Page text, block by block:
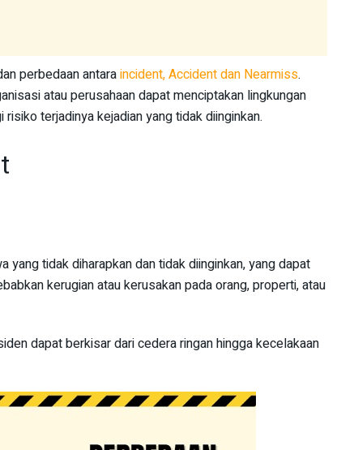
perbedaan antaraincident, Accident dan Nearmiss.
atau perusahaan dapat menciptakan lingkungan
terjadinya kejadian yang tidak diinginkan.
yang tidak diharapkan dan tidak diinginkan, yang dapat
kerugian atau kerusakan pada orang, properti, atau
dapat berkisar dari cedera ringan hingga kecelakaan